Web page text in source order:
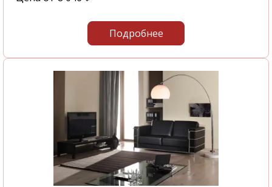
Подробнее